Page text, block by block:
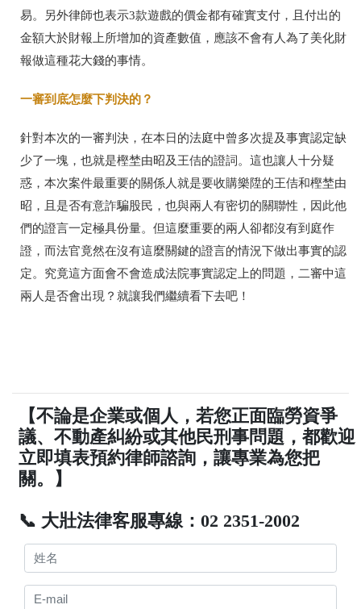
易。另外律師也表示3款遊戲的價金都有確實支付，且付出的
金額大於財報上所增加的資產數值，應該不會有人為了美化財
報做這種花大錢的事情。
一審到底怎麼下判決的？
針對本次的一審判決，在本日的法庭中曾多次提及事實認定缺
少了一塊，也就是樫埜由昭及王佶的證詞。這也讓人十分疑
惑，本次案件最重要的關係人就是要收購樂陞的王佶和樫埜由
昭，且是否有意詐騙股民，也與兩人有密切的關聯性，因此他
們的證言一定極具份量。但這麼重要的兩人卻都沒有到庭作
證，而法官竟然在沒有這麼關鍵的證言的情況下做出事實的認
定。究竟這方面會不會造成法院事實認定上的問題，二審中這
兩人是否會出現？就讓我們繼續看下去吧！
【不論是企業或個人，若您正面臨勞資爭
議、不動產糾紛或其他民刑事問題，都歡迎
立即填表預約律師諮詢，讓專業為您把
關。】
📞 大壯法律客服專線：02 2351-2002